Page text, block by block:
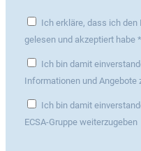
Ich erkläre, dass ich den
gelesen und akzeptiert habe *
Ich bin damit
Informationen und Angebote
Ich bin damit
ECSA-Gruppe weiterzugeben